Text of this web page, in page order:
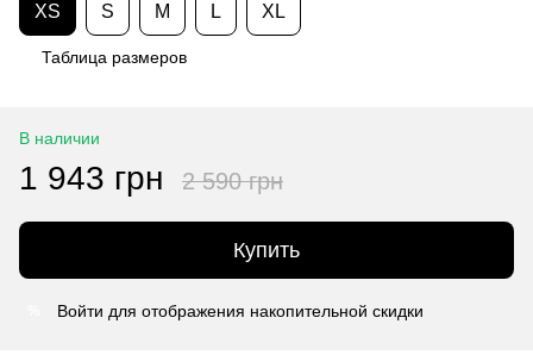
XS S M L XL
Таблица размеров
В наличии
1 943 грн 2 590 грн
Купить
Войти для отображения накопительной скидки